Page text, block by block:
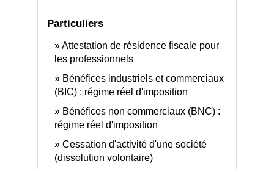
Particuliers
Attestation de résidence fiscale pour
les professionnels
Bénéfices industriels et commerciaux
(BIC) : régime réel d'imposition
Bénéfices non commerciaux (BNC) :
régime réel d'imposition
Cessation d'activité d'une société
(dissolution volontaire)